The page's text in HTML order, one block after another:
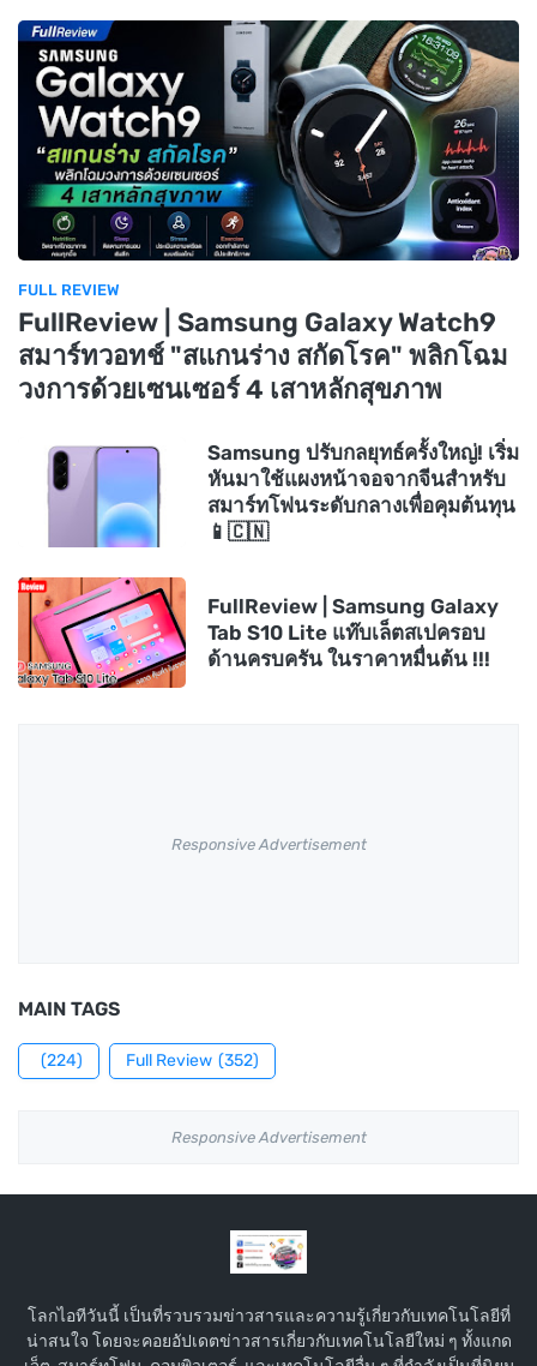
FULL REVIEW
FullReview | Samsung Galaxy Watch9
สมาร์ทวอทช์ "สแกนร่าง สกัดโรค" พลิกโฉม
วงการด้วยเซนเซอร์ 4 เสาหลักสุขภาพ
Samsung ปรับกลยุทธ์ครั้งใหญ่! เริ่ม
หันมาใช้แผงหน้าจอจากจีนสำหรับ
สมาร์ทโฟนระดับกลางเพื่อคุมต้นทุน
📱🇨🇳
FullReview | Samsung Galaxy
Tab S10 Lite แท๊บเล็ตสเปครอบ
ด้านครบครัน ในราคาหมื่นต้น !!!
Responsive Advertisement
MAIN TAGS
(224) Full Review (352)
Responsive Advertisement
โลกไอทีวันนี้ เป็นที่รวบรวมข่าวสารและความรู้เกี่ยวกับเทคโนโลยีที่
น่าสนใจ โดยจะคอยอัปเดตข่าวสารเกี่ยวกับเทคโนโลยีใหม่ ๆ ทั้งแกด